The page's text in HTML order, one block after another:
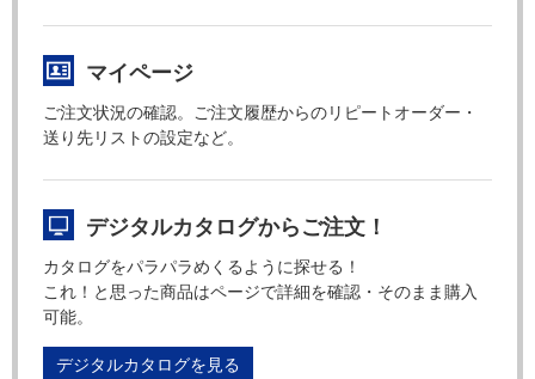
マイページ
ご注文状況の確認。ご注文履歴からのリピートオーダー・
送り先リストの設定など。
デジタルカタログからご注文！
カタログをパラパラめくるように探せる！
これ！と思った商品はページで詳細を確認・そのまま購入
可能。
デジタルカタログを見る